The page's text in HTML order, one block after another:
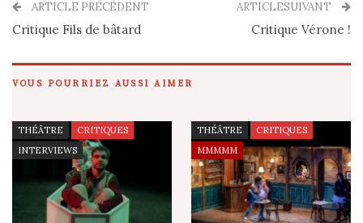
ARTICLE PRÉCÉDENT
Critique Fils de bâtard
ARTICLESUIVANT
Critique Vérone !
VOUS POURRIEZ AUSSI AIMER
THÉÂTRE
CRITIQUES
INTERVIEWS
THÉÂTRE
CRITIQUES
MMMMM